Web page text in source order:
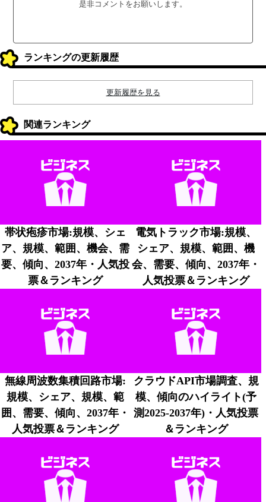
是非コメントをお願いします。
ランキングの更新履歴
更新履歴を見る
関連ランキング
帯状疱疹市場:規模、シェ
ア、規模、範囲、機会、需
要、傾向、2037年・人気投
票＆ランキング
電気トラック市場:規模、
シェア、規模、範囲、機
会、需要、傾向、2037年・
人気投票＆ランキング
無線周波数集積回路市場:
規模、シェア、規模、範
囲、需要、傾向、2037年・
人気投票＆ランキング
クラウドAPI市場調査、規
模、傾向のハイライト(予
測2025-2037年)・人気投票
＆ランキング